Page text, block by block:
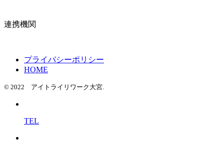
連携機関
プライバシーポリシー
HOME
© 2022 アイトライリワーク大宮.
TEL